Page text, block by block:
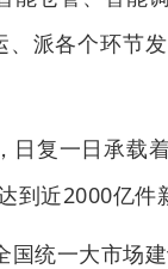
派各个环节
日复一日承载
近2000亿件
统一大市场建